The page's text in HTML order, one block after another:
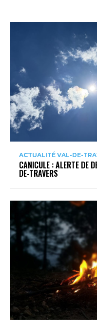
ACTUALITÉ VAL-DE-
CANICULE : ALERTE DE
DE-TRAVERS